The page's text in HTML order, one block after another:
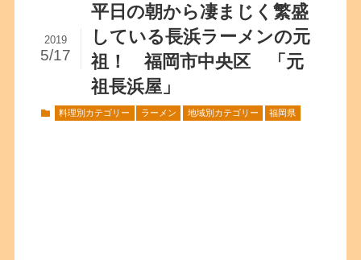
平日の朝から凄まじく繁盛
している長浜ラーメンの元
祖！ 福岡市中央区 「元
祖長浜屋」
2019
5/17
料理別カテゴリー ラーメン 地域別カテゴリー 福岡県